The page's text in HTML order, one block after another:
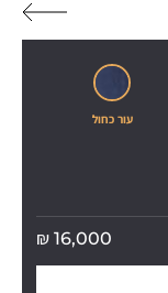
עור כחול
16,000
₪